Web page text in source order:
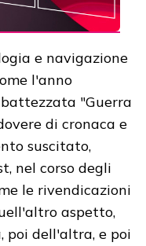
e navigazione
l'anno
"Guerra
di cronaca e
suscitato,
nel corso degli
le rivendicazioni
aspetto,
poi dell'altra, e poi